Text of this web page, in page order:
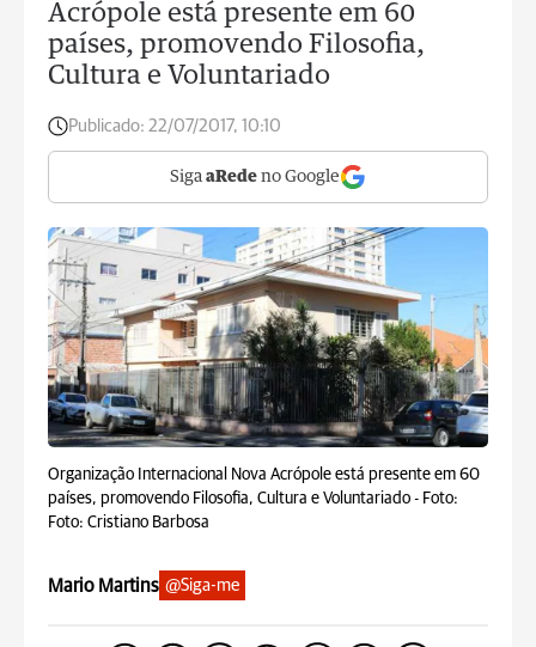
Acrópole está presente em 60
países, promovendo Filosofia,
Cultura e Voluntariado
Publicado: 22/07/2017, 10:10
Siga aRede no Google
Organização Internacional Nova Acrópole está presente em 60
países, promovendo Filosofia, Cultura e Voluntariado - Foto:
Foto: Cristiano Barbosa
Mario Martins @Siga-me